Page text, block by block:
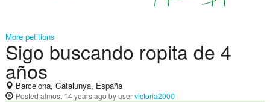
More petitions
Sigo buscando ropita de 4
años
Barcelona, Catalunya, España
Posted almost 14 years ago by uservictoria2000